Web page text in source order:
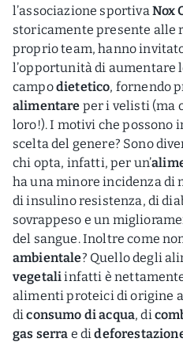
l’associazione sportivaNox
storicamente presente alle
proprio team, hanno
l’opportunità di aumentare
campodietetico, fornendo
alimentare per i velisti (ma
loro!). I motivi che possono
scelta del genere? Sono
chi opta, infatti, per un’
ha una minore incidenza di
di insulino resistenza, di
sovrappeso e un
del sangue. Inoltre come
ambientale? Quello degli
vegetaliinfatti è
alimenti proteici di origine
diconsumo di acqua, di
gas serra e di